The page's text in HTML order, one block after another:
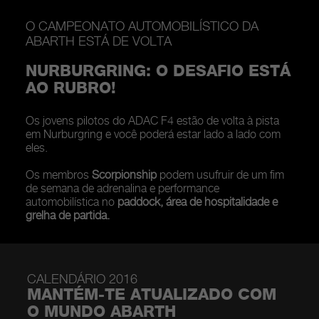
O CAMPEONATO AUTOMOBILÍSTICO DA
ABARTH ESTÁ DE VOLTA
NURBURGRING: O DESAFIO ESTÁ
AO RUBRO!
Os jovens pilotos do ADAC F4 estão de volta à pista
em Nurburgring e você poderá estar lado a lado com
eles.
Os membros Scorpionshippodem usufruir de um fim
de semana de adrenalina e performance
automobilística no paddock, área de hospitalidade e
grelha de partida.
CALENDÁRIO 2016
MANTÉM-TE ATUALIZADO COM
O MUNDO ABARTH